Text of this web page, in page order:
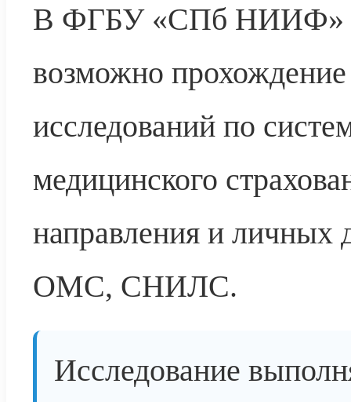
В ФГБУ «СПб НИИФ»
возможно
исследований по
медицинского
направления и личных
ОМС, СНИЛС.
Исследование